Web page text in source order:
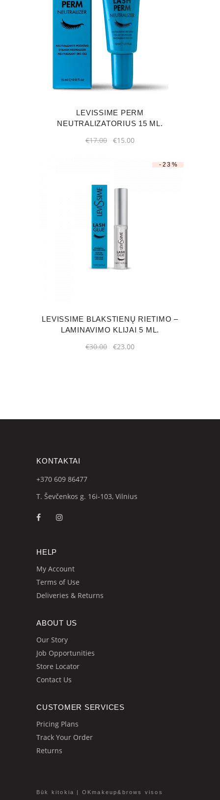
LEVISSIME PERM
NEUTRALIZATORIUS 15 ML.
€17.00 Original
€15.00Current
€15.00. -23%
LEVISSIME BLAKSTIENŲ RIETIMO –
LAMINAVIMO KLIJAI 5 ML.
€30.00 Original
€23.00Current
KONTAKTAI
+370 609 86477
T. Ševčenkos g. 16i-103, Vilnius
HELP
My Account
Terms of Use
Deliveries & Returns
ABOUT US
Our Story
Job Opportunities
Store Locator
Contact Us
CUSTOMER SERVICES
Pricing Plans
Track Your Order
Returns
Būk kitokia | OKmakeup&brows visos